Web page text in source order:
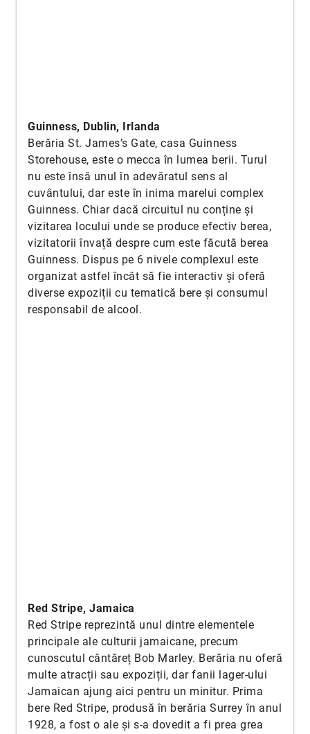
Guinness, Dublin, Irlanda
Berăria St. James’s Gate, casa Guinness
Storehouse, este o mecca în lumea berii. Turul
nu este însă unul în adevăratul sens al
cuvântului, dar este în inima marelui complex
Guinness. Chiar dacă circuitul nu conține și
vizitarea locului unde se produce efectiv berea,
vizitatorii învață despre cum este făcută berea
Guinness. Dispus pe 6 nivele complexul este
organizat astfel încât să fie interactiv și oferă
diverse expoziții cu tematică bere și consumul
responsabil de alcool.
Red Stripe, Jamaica
Red Stripe reprezintă unul dintre elementele
principale ale culturii jamaicane, precum
cunoscutul cântăreț Bob Marley. Berăria nu oferă
multe atracții sau expoziții, dar fanii lager-ului
Jamaican ajung aici pentru un minitur. Prima
bere Red Stripe, produsă în berăria Surrey în anul
1928, a fost o ale și s-a dovedit a fi prea grea